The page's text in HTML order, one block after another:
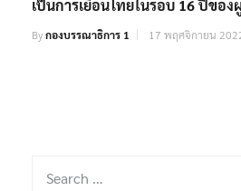
เป็นการเยือนไทยในรอบ 16 ปีของ
Byกองบรรณาธิการ 1 17 พฤศจิกายน